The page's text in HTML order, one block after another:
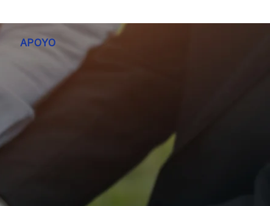
APOYO